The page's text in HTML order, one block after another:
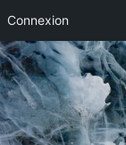
Connexion